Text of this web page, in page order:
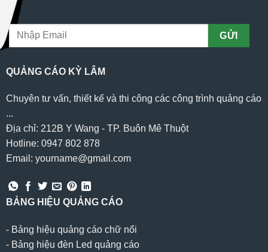
QUẢNG CÁO KỲ LÂM
Chuyên tư vấn, thiết kế và thi công các công trình quảng cáo
...
Địa chỉ: 212B Y Wang - TP. Buôn Mê Thuột
Hotline: 0947 802 878
Email: yourname@gmail.com
BẢNG HIỆU QUẢNG CÁO
- Bảng hiệu quảng cáo chữ nổi
- Bảng hiệu đèn Led quảng cáo